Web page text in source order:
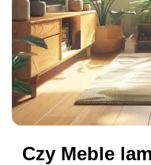
Czy Meble